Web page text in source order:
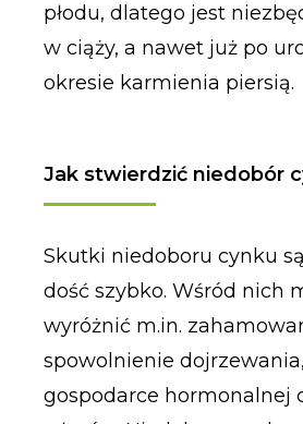
płodu, dlatego jest
w ciąży, a nawet już po
okresie karmienia piersią.
Jak stwierdzić niedobór
Skutki niedoboru cynku
dość szybko. Wśród nich
wyróżnić m.in.
spowolnienie
gospodarce hormonalnej